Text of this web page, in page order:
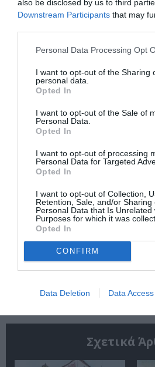
also be disclosed by us to third
Downstream Participants that may
Personal Data Processing Opt
I want to opt-out of the Sharing
personal data.
Opted In
I want to opt-out of the Sale of
Personal Data.
Opted In
I want to opt-out of processing
Personal Data for Targeted
Opted In
I want to opt-out of Collection,
Retention, Sale, and/or Sharing
Personal Data that Is Unrelated
Purposes for which it was
Opted In
CONFIRM
Data Deletion Data Access
Νέοι Διαγωνισμοί
Tags
ΓΚΑΛΕΡΙ ΤΕΧΝΗΣ - ΑΙΘΟΥΣΕΣ ΤΕΧΝΗΣ
ΔΩΡΕΑΝ ΕΚΔΗΛΩΣΕΙΣ
ΚΟΙΝΩΝΙΚΗ ΕΥΘΥΝΗ
ΠΕΙΡΑΜΑΤΙΚΟ - MULTI SHOWS -
Newsletter
την Τέχνη και τον Πολιτισμό!
Ακολουθήστε το
Σχετικά